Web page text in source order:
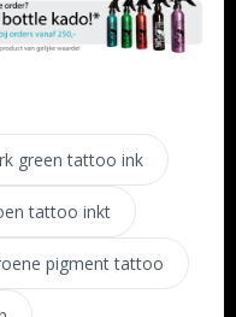
green tattoo ink
tattoo inkt
pigment tattoo